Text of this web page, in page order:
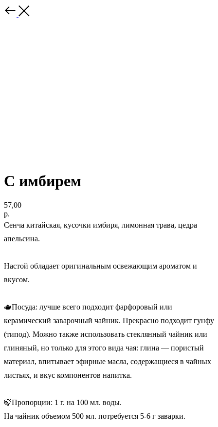
С имбирем
57,00
р.
Сенча китайская, кусочки имбиря, лимонная трава, цедра
апельсина.
Настой обладает оригинальным освежающим ароматом и
вкусом.
🫖Посуда: лучше всего подходит фарфоровый или
керамический заварочный чайник. Прекрасно подходит гунфу
(типод). Можно также использовать стеклянный чайник или
глиняный, но только для этого вида чая: глина — пористый
материал, впитывает эфирные масла, содержащиеся в чайных
листьях, и вкус компонентов напитка.
🍃Пропорции: 1 г. на 100 мл. воды.
На чайник объемом 500 мл. потребуется 5-6 г заварки.